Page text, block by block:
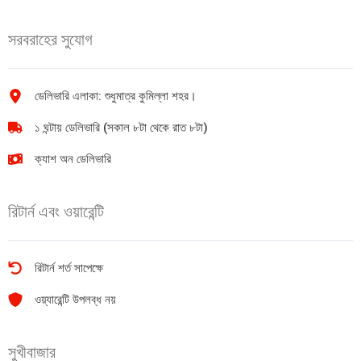
সরবরাহের সুযোগ
ডেলিভারি এলাকা: শুধুমাত্র কুমিল্লা শহর।
১ ঘন্টায় ডেলিভারি (সকাল ৮টা থেকে রাত ৮টা)
ক্যাশ অন ডেলিভারি
রিটার্ন এবং ওয়ারেন্টি
রিটার্ন শর্ত সাপেক্ষে
ওয়্যারেন্টি উপলব্ধ নয়
সুখীবাজার